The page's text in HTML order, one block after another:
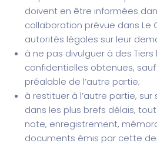
doivent en être informées
collaboration prévue dans Le
autorités légales sur leur
à ne pas divulguer à des
confidentielles obtenues,
préalable de l’autre partie;
à restituer à l’autre partie,
dans les plus brefs délais,
note, enregistrement,
documents émis par cette